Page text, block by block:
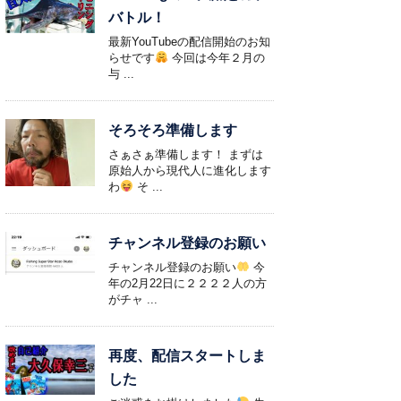
バトル！
最新YouTubeの配信開始のお知
らせです
今回は今年２月の
与 ...
そろそろ準備します
さぁさぁ準備します！ まずは
原始人から現代人に進化します
わ
そ ...
チャンネル登録のお願い
チャンネル登録のお願い
今
年の2月22日に２２２２人の方
がチャ ...
再度、配信スタートしま
した